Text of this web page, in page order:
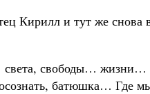
Кирилл и тут же снова
свободы… жизни…
батюшка… Где